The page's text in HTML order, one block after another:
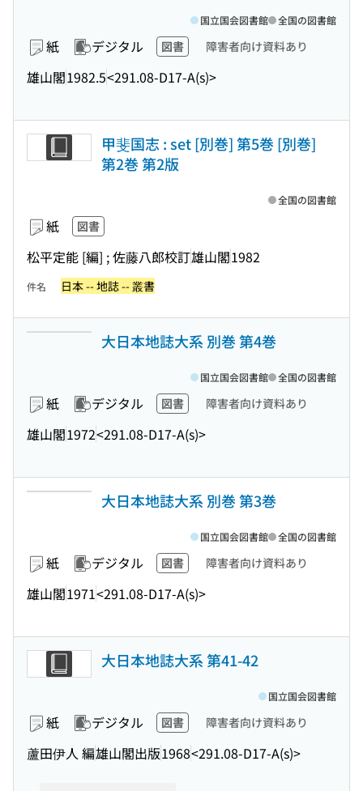
紙 デジタル 図書 障害者向け資料あり
雄山閣1982.5<291.08-D17-A(s)>
国立国会図書館 全国の図書館
甲斐国志 : set [別巻] 第5巻 [別巻]
第2巻 第2版
紙 図書
松平定能 [編] ; 佐藤八郎校訂雄山閣1982
全国の図書館
件名 日本 -- 地誌 -- 叢書
大日本地誌大系 別巻 第4巻
紙 デジタル 図書 障害者向け資料あり
雄山閣1972<291.08-D17-A(s)>
国立国会図書館 全国の図書館
大日本地誌大系 別巻 第3巻
紙 デジタル 図書 障害者向け資料あり
雄山閣1971<291.08-D17-A(s)>
国立国会図書館 全国の図書館
大日本地誌大系 第41-42
紙 デジタル 図書 障害者向け資料あり
蘆田伊人 編雄山閣出版1968<291.08-D17-A(s)>
国立国会図書館